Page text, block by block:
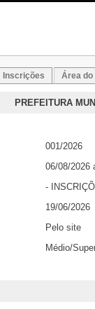
Inscrições Área do
PREFEITURA
001/2026
06/08/2026
-
19/06/2026
Pelo site
Médio/